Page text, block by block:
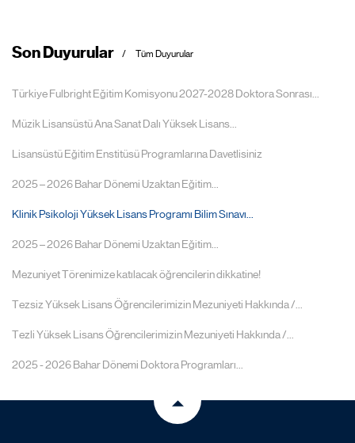
Son Duyurular Tüm Duyurular
Türkiye Fulbright Eğitim Komisyonu 2027-2028 Doktora Sonrası...
Müzik Lisansüstü Ana Sanat Dalı Yüksek Lisans...
Lisansüstü Eğitim Enstitüsü Programlarına Davetlisiniz
2025 – 2026 Bahar Dönemi Uzaktan Eğitim...
Klinik Psikoloji Yüksek Lisans Programı Bilim Sınavı...
2025 – 2026 Bahar Dönemi Uzaktan Eğitim...
Mezuniyet Törenimize katılacak öğrencilerin dikkatine!
Tezsiz Yüksek Lisans Öğrencilerimizin Mezuniyeti Hakkında /...
Tezli Yüksek Lisans Öğrencilerimizin Mezuniyeti Hakkında /...
2025 - 2026 Bahar Dönemi Doktora Programları...